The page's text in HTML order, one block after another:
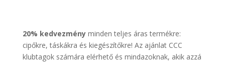
20% kedvezmény minden teljes áras termékre:
cipőkre, táskákra és kiegészítőkre! Az ajánlat CCC
klubtagok számára elérhető és mindazoknak, akik azzá